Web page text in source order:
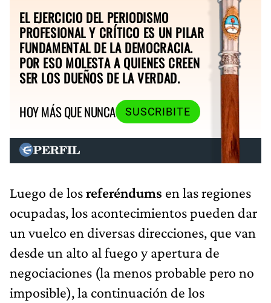
EL EJERCICIO DEL PERIODISMO
PROFESIONAL Y CRÍTICO ES UN PILAR
FUNDAMENTAL DE LA DEMOCRACIA.
POR ESO MOLESTA A QUIENES CREEN
SER LOS DUEÑOS DE LA VERDAD.
HOY MÁS QUE NUNCA
SUSCRIBITE
Luego de losreferéndums en las regiones
ocupadas, los acontecimientos pueden dar
un vuelco en diversas direcciones, que van
desde un alto al fuego y apertura de
negociaciones (la menos probable pero no
imposible), la continuación de los